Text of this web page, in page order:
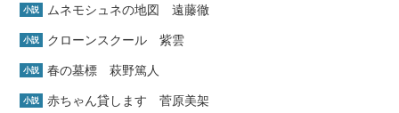
小説 ムネモシュネの地図 遠藤徹
小説 クローンスクール 紫雲
小説 春の墓標 萩野篤人
小説 赤ちゃん貸します 菅原美架